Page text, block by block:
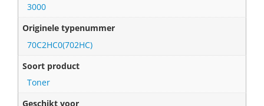
3000
Originele typenummer
70C2HC0(702HC)
Soort product
Toner
Geschikt voor